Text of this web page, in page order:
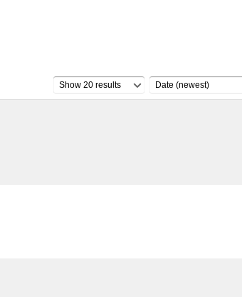
Show 20 results Date (newest)